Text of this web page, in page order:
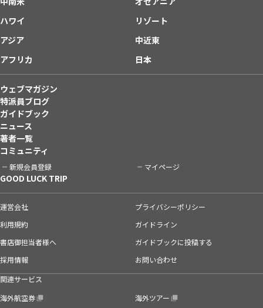
ハワイ
リゾート
アジア
中近東
アフリカ
日本
ウェブマガジン
特派員ブログ
ガイドブック
ニュース
著者一覧
コミュニティ
新規会員登録 マイページ
GOOD LUCK TRIP
運営会社
プライバシーポリシー
利用規約
ガイドライン
書店御担当者様へ
ガイドブックに投稿する
採用情報
お問い合わせ
関連サービス
海外航空券
海外ツアー